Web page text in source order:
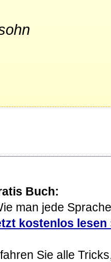
Buch:
man jede
kostenlos lesen
Sie alle